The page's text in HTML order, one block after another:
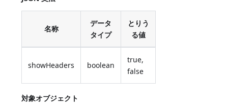
名称
データ
タイプ
とりう
る値
showHeaders boolean
true,
false
対象オブジェクト